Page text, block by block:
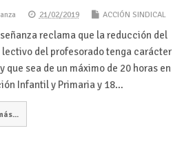
21/02/2019 ACCIÓN SINDICAL
reclama que la reducción del
lectivo del profesorado tenga carácter
que sea de un máximo de 20 horas en
Infantil y Primaria y 18…